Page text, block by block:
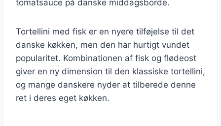
tomatsauce på danske middagsborde.
Tortellini med fisk er en nyere tilføjelse til det
danske køkken, men den har hurtigt vundet
popularitet. Kombinationen af fisk og flødeost
giver en ny dimension til den klassiske tortellini,
og mange danskere nyder at tilberede denne
ret i deres eget køkken.